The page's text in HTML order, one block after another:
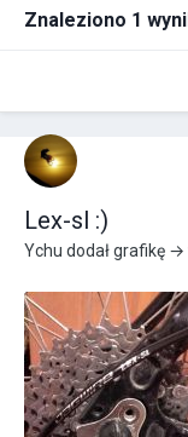
Znaleziono 1
Lex-sl :)
Ychu dodał grafikę →